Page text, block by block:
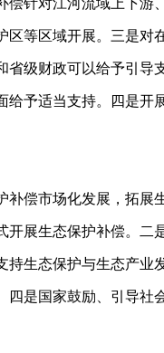
针对江河流域上下游
等区域开展。三是对
级财政可以给予引导
予适当支持。四是开
偿市场化发展，拓展
展生态保护补偿。二
生态保护与生态产业
是国家鼓励、引导社